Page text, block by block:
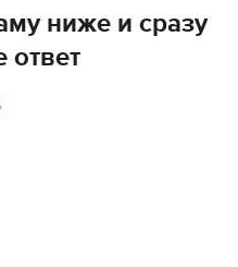
ниже и сразу
ответ